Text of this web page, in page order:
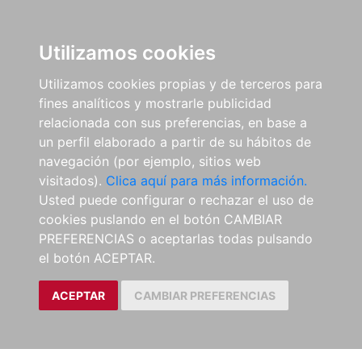
Utilizamos cookies
Utilizamos cookies propias y de terceros para
fines analíticos y mostrarle publicidad
relacionada con sus preferencias, en base a
un perfil elaborado a partir de su hábitos de
navegación (por ejemplo, sitios web
visitados). Clica aquí para más información.
Usted puede configurar o rechazar el uso de
cookies puslando en el botón CAMBIAR
PREFERENCIAS o aceptarlas todas pulsando
el botón ACEPTAR.
ACEPTAR CAMBIAR PREFERENCIAS